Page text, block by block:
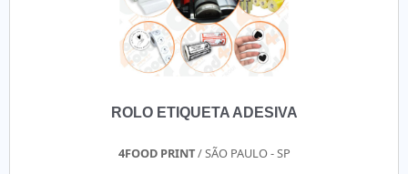
ROLO ETIQUETA ADESIVA
4FOOD PRINT/ SÃO PAULO - SP